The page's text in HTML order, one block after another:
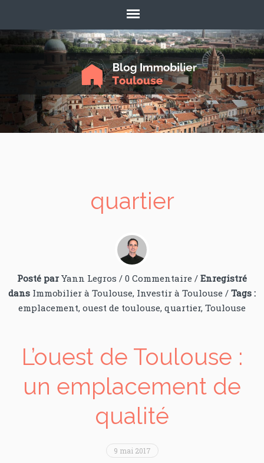
quartier
Posté par Yann Legros / 0 Commentaire / Enregistré
dans Immobilier à Toulouse, Investir à Toulouse / Tags :
emplacement, ouest de toulouse, quartier, Toulouse
L’ouest de Toulouse :
un emplacement de
qualité
9 mai 2017